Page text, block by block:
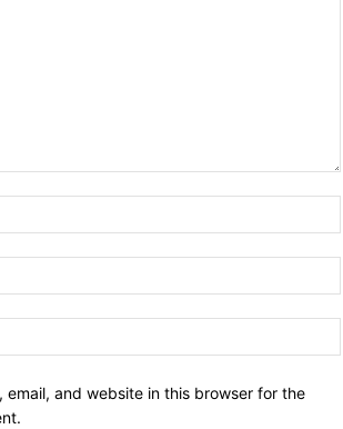
email, and website in this browser for the